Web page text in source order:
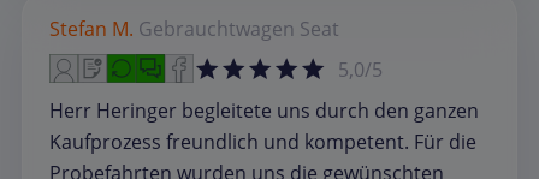
Stefan M. Gebrauchtwagen Seat
5,0/5
Herr Heringer begleitete uns durch den ganzen
Kaufprozess freundlich und kompetent. Für die
Probefahrten wurden uns die gewünschten